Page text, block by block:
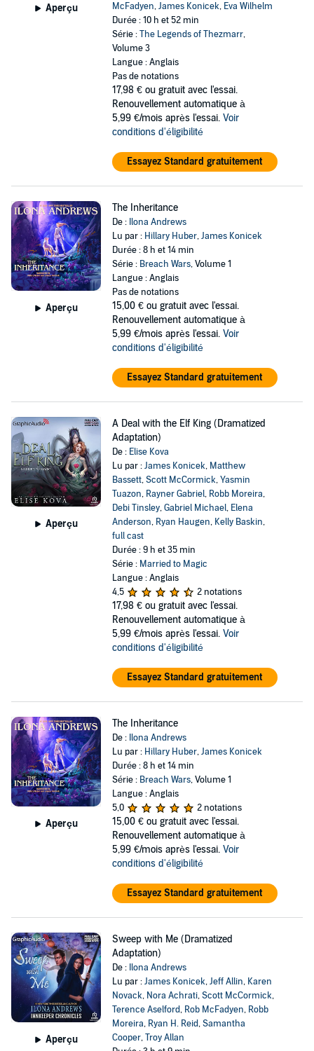
Aperçu
McFadyen,James Konicek, Eva Wilhelm
Durée : 10 h et 52 min
Série :The Legends of Thezmarr,
Volume 3
Langue : Anglais
Pas de notations
17,98 € ou gratuit avec l'essai.
Renouvellement automatique à
5,99 €/mois après l'essai. Voir
conditions d'éligibilité
Essayez Standard gratuitement
Aperçu
The Inheritance
De : Ilona Andrews
Lu par : Hillary Huber,James Konicek
Durée : 8 h et 14 min
Série : Breach Wars, Volume 1
Langue : Anglais
Pas de notations
15,00 € ou gratuit avec l'essai.
Renouvellement automatique à
5,99 €/mois après l'essai. Voir
conditions d'éligibilité
Essayez Standard gratuitement
Aperçu
A Deal with the Elf King (Dramatized
Adaptation)
De : Elise Kova
Lu par :James Konicek, Matthew
Bassett,Scott McCormick,Yasmin
Tuazon, Rayner Gabriel, Robb Moreira,
Debi Tinsley,Gabriel Michael, Elena
Anderson, Ryan Haugen, Kelly Baskin,
full cast
Durée : 9 h et 35 min
Série : Married to Magic
Langue : Anglais
4,5
2 notations
17,98 € ou gratuit avec l'essai.
Renouvellement automatique à
5,99 €/mois après l'essai. Voir
conditions d'éligibilité
Essayez Standard gratuitement
Aperçu
The Inheritance
De : Ilona Andrews
Lu par : Hillary Huber,James Konicek
Durée : 8 h et 14 min
Série : Breach Wars, Volume 1
Langue : Anglais
5,0
2 notations
15,00 € ou gratuit avec l'essai.
Renouvellement automatique à
5,99 €/mois après l'essai. Voir
conditions d'éligibilité
Essayez Standard gratuitement
Aperçu
Sweep with Me (Dramatized
Adaptation)
De : Ilona Andrews
Lu par :James Konicek,Jeff Allin, Karen
Novack, Nora Achrati,Scott McCormick,
Terence Aselford, Rob McFadyen, Robb
Moreira, Ryan H. Reid,Samantha
Cooper,Troy Allan